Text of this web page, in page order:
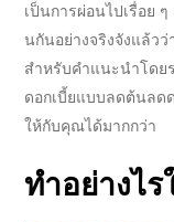
เป็นการผ่อนไปเรื่อย
นกันอย่างจริงจังแล้ว
สำหรับคำแนะนำโดย
ดอกเบี้ยแบบลดต้นลด
ให้กับคุณได้มากกว่า
ทำอย่างไร